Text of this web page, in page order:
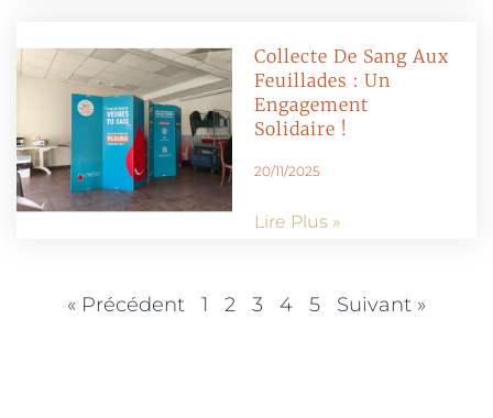
Collecte De Sang Aux
Feuillades : Un
Engagement
Solidaire !
20/11/2025
Lire Plus »
« Précédent 1 2 3 4 5 Suivant »